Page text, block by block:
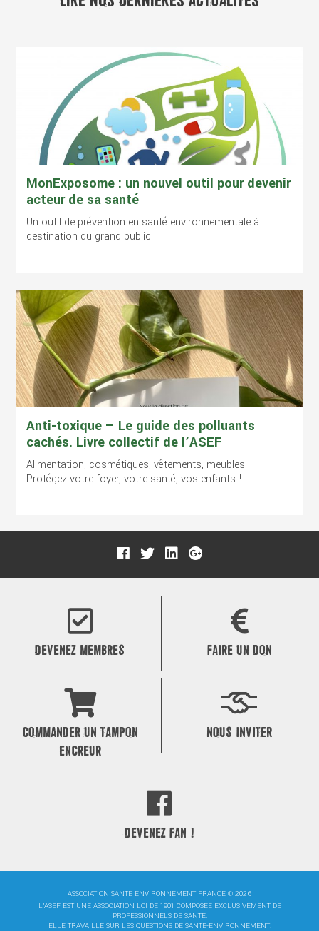
MonExposome : un nouvel outil pour devenir
acteur de sa santé
Un outil de prévention en santé environnementale à
destination du grand public ...
Anti-toxique – Le guide des polluants
cachés. Livre collectif de l’ASEF
Alimentation, cosmétiques, vêtements, meubles …
Protégez votre foyer, votre santé, vos enfants ! ...
DEVENEZ MEMBRES FAIRE UN DON
COMMANDER UN TAMPON
ENCREUR
NOUS INVITER
DEVENEZ FAN !
ASSOCIATION SANTÉ ENVIRONNEMENT FRANCE © 2026
L'ASEF EST UNE ASSOCIATION LOI DE 1901 COMPOSÉE EXCLUSIVEMENT DE
PROFESSIONNELS DE SANTÉ.
ELLE TRAVAILLE SUR LES QUESTIONS DE SANTÉ-ENVIRONNEMENT.